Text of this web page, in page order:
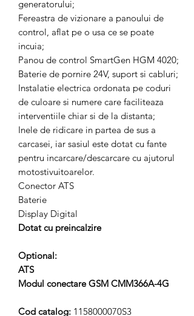
generatorului;
Fereastra de vizionare a panoului de
control, aflat pe o usa ce se poate
incuia;
Panou de control SmartGen HGM 4020;
Baterie de pornire 24V, suport si cabluri;
Instalatie electrica ordonata pe coduri
de culoare si numere care faciliteaza
interventiile chiar si de la distanta;
Inele de ridicare in partea de sus a
carcasei, iar sasiul este dotat cu fante
pentru incarcare/descarcare cu ajutorul
motostivuitoarelor.
Conector ATS
Baterie
Display Digital
Dotat cu preincalzire
Optional:
ATS
Modul conectare GSM CMM366A-4G
Cod catalog: 1158000070S3